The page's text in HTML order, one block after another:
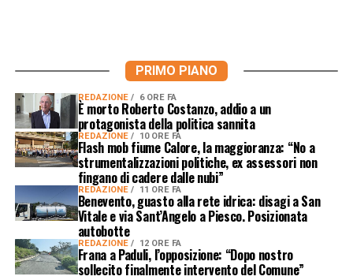
PRIMO PIANO
REDAZIONE 6 ORE FA
È morto Roberto Costanzo, addio a un
protagonista della politica sannita
REDAZIONE 10 ORE FA
Flash mob fiume Calore, la maggioranza: “No a
strumentalizzazioni politiche, ex assessori non
fingano di cadere dalle nubi”
REDAZIONE 11 ORE FA
Benevento, guasto alla rete idrica: disagi a San
Vitale e via Sant’Angelo a Piesco. Posizionata
autobotte
REDAZIONE 12 ORE FA
Frana a Paduli, l’opposizione: “Dopo nostro
sollecito finalmente intervento del Comune”